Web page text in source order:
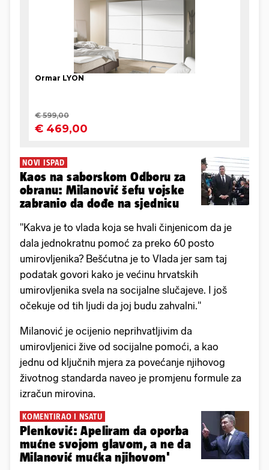
NOVI ISPAD
Kaos na saborskom Odboru za
obranu: Milanović šefu vojske
zabranio da dođe na sjednicu
"Kakva je to vlada koja se hvali činjenicom da je
dala jednokratnu pomoć za preko 60 posto
umirovljenika? Bešćutna je to Vlada jer sam taj
podatak govori kako je većinu hrvatskih
umirovljenika svela na socijalne slučajeve. I još
očekuje od tih ljudi da joj budu zahvalni."
Milanović je ocijenio neprihvatljivim da
umirovljenici žive od socijalne pomoći, a kao
jednu od ključnih mjera za povećanje njihovog
životnog standarda naveo je promjenu formule za
izračun mirovina.
KOMENTIRAO I NSATU
Plenković: Apeliram da oporba
mućne svojom glavom, a ne da
Milanović mućka njihovom'